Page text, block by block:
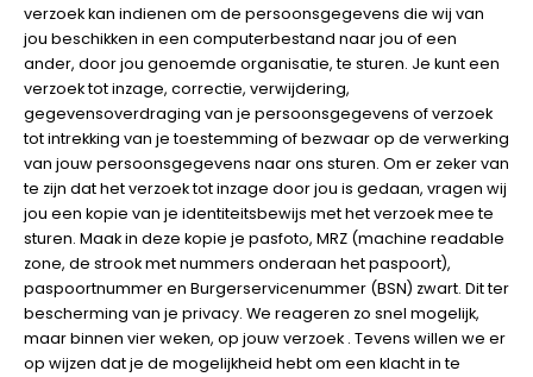
verzoek kan indienen om de persoonsgegevens die wij van
jou beschikken in een computerbestand naar jou of een
ander, door jou genoemde organisatie, te sturen. Je kunt een
verzoek tot inzage, correctie, verwijdering,
gegevensoverdraging van je persoonsgegevens of verzoek
tot intrekking van je toestemming of bezwaar op de verwerking
van jouw persoonsgegevens naar ons sturen. Om er zeker van
te zijn dat het verzoek tot inzage door jou is gedaan, vragen wij
jou een kopie van je identiteitsbewijs met het verzoek mee te
sturen. Maak in deze kopie je pasfoto, MRZ (machine readable
zone, de strook met nummers onderaan het paspoort),
paspoortnummer en Burgerservicenummer (BSN) zwart. Dit ter
bescherming van je privacy. We reageren zo snel mogelijk,
maar binnen vier weken, op jouw verzoek . Tevens willen we er
op wijzen dat je de mogelijkheid hebt om een klacht in te